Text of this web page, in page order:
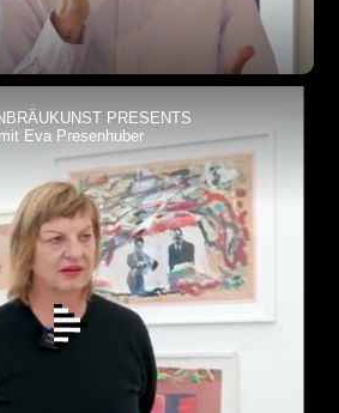
PRESENTS
mit Eva Presenhuber